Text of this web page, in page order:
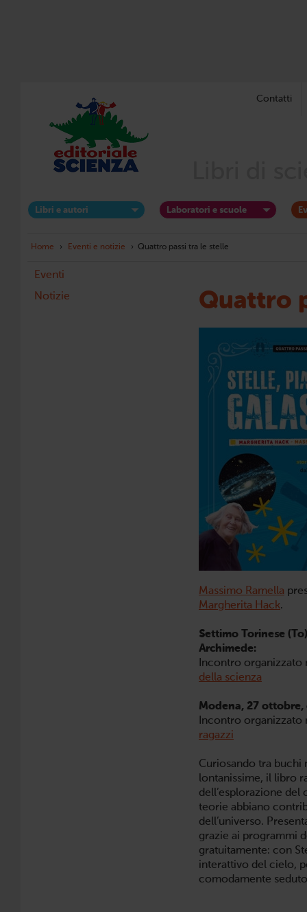
Contatti
Libri e autori Laboratori e scuole
Home › Eventi e notizie › Quattro passi tra le stelle
Eventi
Notizie
Quattro
Massimo Ramella
Margherita Hack.
Settimo Torinese
Archimede:
Incontro organizzato
della scienza
Modena, 27
Incontro organizzato
ragazzi
Curiosando tra buchi
lontanissime, il libro
dell’esplorazione
teorie abbiano
dell’universo.
grazie ai programmi
gratuitamente: con
interattivo del cielo,
comodamente